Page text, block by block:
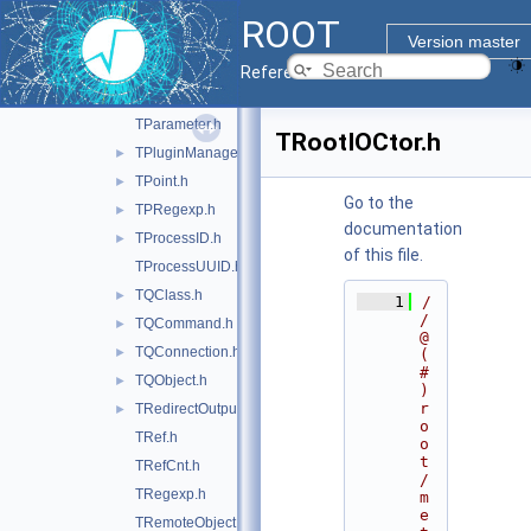
ROOT
Version master
Reference Guide
TNamed.h
► TNotifyLink.h
TObject.h
TObjString.h
TParameter.h
► TPluginManager.h
► TPoint.h
► TPRegexp.h
►
TProcessID.h
TProcessUUID.h
► TQClass.h
► TQCommand.h
► TQConnection.h
► TQObject.h
►
TRedirectOutputGuard.h
TRef.h
TRefCnt.h
TRegexp.h
TRemoteObject.h
TRootIOCtor.h
Go to the
documentation
of this file.
    1
/
/
@
(
#
)
r
o
o
t
/
m
e